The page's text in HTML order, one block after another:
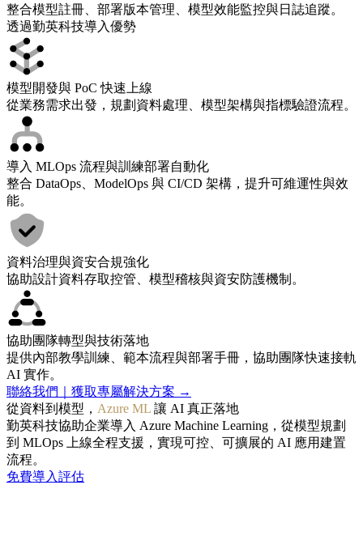
整合模型註冊、部署版本管理、模型效能監控與日誌追蹤。
透過勤英科技導入優勢
模型開發與 PoC 快速上線
從業務需求出發，規劃資料處理、模型架構與指標驗證流程。
導入 MLOps 流程與訓練部署自動化
整合 DataOps、ModelOps 與 CI/CD 架構，提升可維運性與效
能。
資料治理與資安合規強化
協助設計資料存取控管、模型稽核與資安防護機制。
協助團隊轉型與技術落地
提供內部教學訓練、範本流程與部署手冊，協助團隊快速接軌
AI 實作。
聯絡我們｜獲取專屬解決方案 →
從資料到模型， Azure ML 讓 AI 真正落地
勤英科技協助企業導入 Azure Machine Learning，從模型規劃
到 MLOps 上線全程支援，實現可控、可擴展的 AI 應用建置
流程。
免費導入評估